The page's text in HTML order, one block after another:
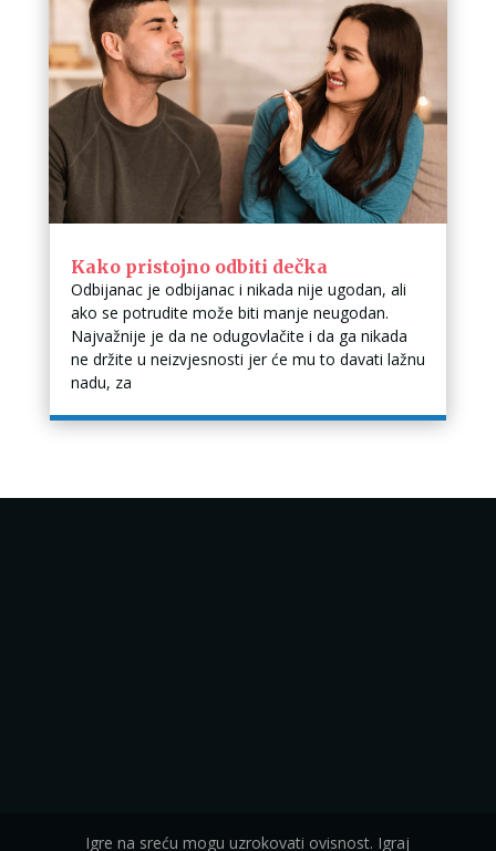
Kako pristojno odbiti dečka
Odbijanac je odbijanac i nikada nije ugodan, ali
ako se potrudite može biti manje neugodan.
Najvažnije je da ne odugovlačite i da ga nikada
ne držite u neizvjesnosti jer će mu to davati lažnu
nadu, za
Igre na sreću mogu uzrokovati ovisnost. Igraj